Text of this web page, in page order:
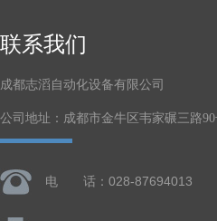
联系我们
成都志滔自动化设备有限公司
公司地址：成都市金牛区韦家碾三路
电 话：028-87694013